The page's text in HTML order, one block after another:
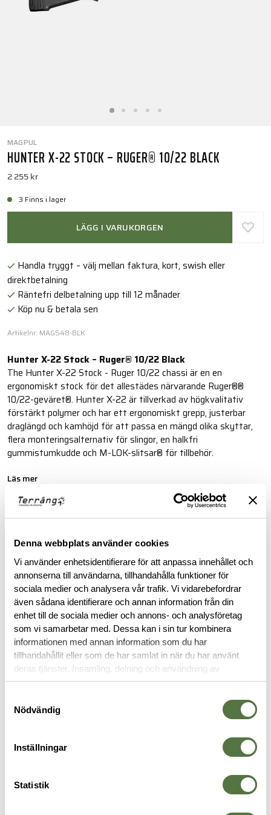
Denna webbplats använder cookies
Vi använder enhetsidentifierare för att anpassa innehållet och
annonserna till användarna, tillhandahålla funktioner för
sociala medier och analysera vår trafik. Vi vidarebefordrar
även sådana identifierare och annan information från din
enhet till de sociala medier och annons- och analysföretag
som vi samarbetar med. Dessa kan i sin tur kombinera
informationen med annan information som du har
tillhandahållit eller som de har samlat in när du har använt
deras tjänster. Insamling, delning och användning av
personuppgifter kan användas för personalisering av
Nödvändig
Inställningar
Statistik
MAGPUL
HUNTER X-22 STOCK – RUGER® 10/22 BLACK
2 255 kr
3 Finns i lager
LÄGG I VARUKORGEN
Handla tryggt – välj mellan faktura, kort, swish eller
direktbetalning
Räntefri delbetalning upp till 12 månader
Köp nu & betala sen
Artikelnr: MAG548-BLK
Hunter X-22 Stock – Ruger® 10/22 Black
The Hunter X-22 Stock - Ruger 10/22 chassi är en en
ergonomiskt stock för det allestädes närvarande Ruger®®
10/22-geväret®. Hunter X-22 är tillverkad av högkvalitativ
förstärkt polymer och har ett ergonomiskt grepp, justerbar
draglängd och kamhöjd för att passa en mängd olika skyttar,
flera monteringsalternativ för slingor, en halkfri
gummistumkudde och M-LOK-slitsar® för tillbehör.
Läs mer
FINNS I FÖLJANDE FÄRGER
BESKRIVNING
RECENSIONER
VAPENTILLBEHÖR